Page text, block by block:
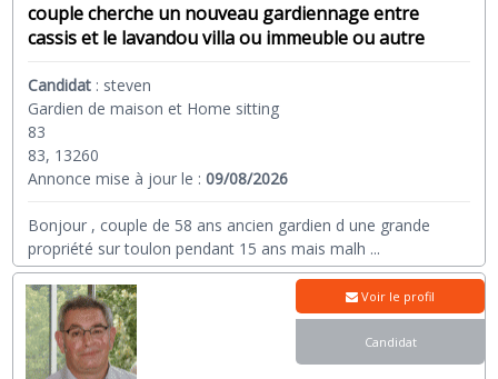
couple cherche un nouveau gardiennage entre
cassis et le lavandou villa ou immeuble ou autre
Candidat : steven
Gardien de maison et Home sitting
83
83, 13260
Annonce mise à jour le :09/08/2026
Bonjour , couple de 58 ans ancien gardien d une grande
propriété sur toulon pendant 15 ans mais malh ...
Voir le profil
Candidat